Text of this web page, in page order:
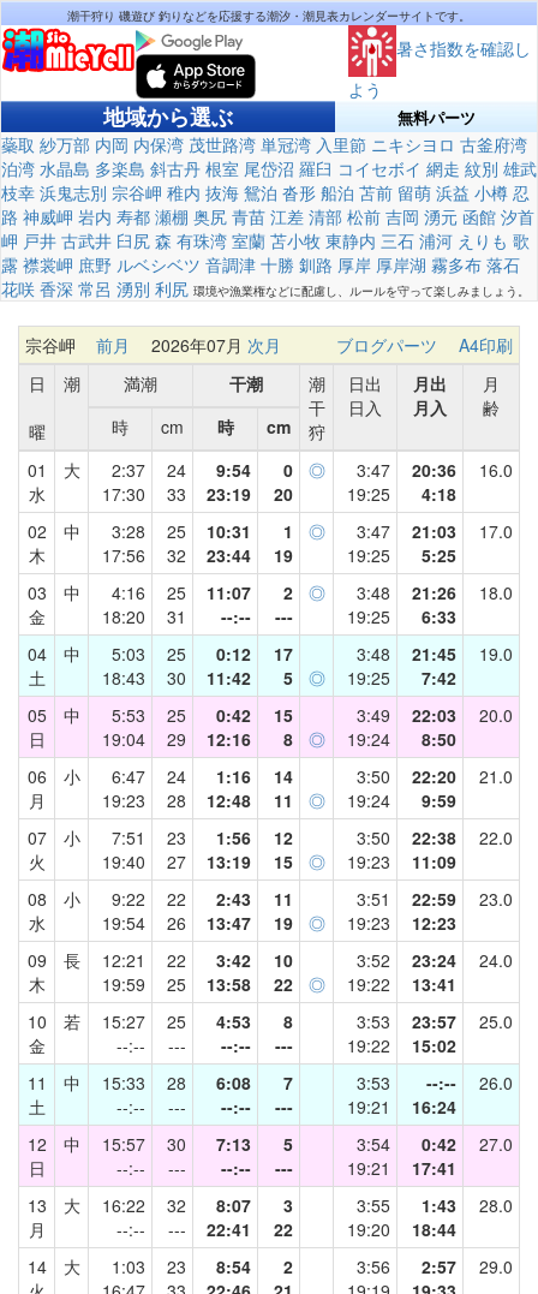
潮干狩り 磯遊び 釣りなどを応援する潮汐・潮見表カレンダーサイトです。
暑さ指数を確認し
よう
地域から選ぶ 無料パーツ
蘂取 紗万部 内岡 内保湾 茂世路湾 単冠湾 入里節 ニキシヨロ 古釜府湾
泊湾 水晶島 多楽島 斜古丹 根室 尾岱沼 羅臼 コイセボイ 網走 紋別 雄武
枝幸 浜鬼志別 宗谷岬 稚内 抜海 鴛泊 沓形 船泊 苫前 留萌 浜益 小樽 忍
路 神威岬 岩内 寿都 瀬棚 奥尻 青苗 江差 清部 松前 吉岡 湧元 函館 汐首
岬 戸井 古武井 臼尻 森 有珠湾 室蘭 苫小牧 東静内 三石 浦河 えりも 歌
露 襟裳岬 庶野 ルベシベツ 音調津 十勝 釧路 厚岸 厚岸湖 霧多布 落石
花咲 香深 常呂 湧別 利尻 環境や漁業権などに配慮し、ルールを守って楽しみましょう。
宗谷岬 前月 2026年07月 次月 ブログパーツ
A4印刷
日
曜
潮 満潮 干潮
潮
干
狩
日出
日入
月出
月入
月
齢
時
cm 時
cm
01
水
大
2:37
17:30
24
33
9:54
23:19
0
20
◎
3:47
19:25
20:36
4:18
16.0
02
木
中
3:28
17:56
25
32
10:31
23:44
1
19
◎
3:47
19:25
21:03
5:25
17.0
03
金
中
4:16
18:20
25
31
11:07
--:--
2
---
◎
3:48
19:25
21:26
6:33
18.0
04
土
中
5:03
18:43
25
30
0:12
11:42
17
5
◎
3:48
19:25
21:45
7:42
19.0
05
日
中
5:53
19:04
25
29
0:42
12:16
15
8
◎
3:49
19:24
22:03
8:50
20.0
06
月
小
6:47
19:23
24
28
1:16
12:48
14
11
◎
3:50
19:24
22:20
9:59
21.0
07
火
小
7:51
19:40
23
27
1:56
13:19
12
15
◎
3:50
19:23
22:38
11:09
22.0
08
水
小
9:22
19:54
22
26
2:43
13:47
11
19
◎
3:51
19:23
22:59
12:23
23.0
09
木
長
12:21
19:59
22
25
3:42
13:58
10
22
◎
3:52
19:22
23:24
13:41
24.0
10
金
若
15:27
--:--
25
---
4:53
--:--
8
---
3:53
19:22
23:57
15:02
25.0
11
土
中
15:33
--:--
28
---
6:08
--:--
7
---
3:53
19:21
--:--
16:24
26.0
12
日
中
15:57
--:--
30
---
7:13
--:--
5
---
3:54
19:21
0:42
17:41
27.0
13
月
大
16:22
--:--
32
---
8:07
22:41
3
22
3:55
19:20
1:43
18:44
28.0
14
大
1:03
23
8:54
2
3:56
2:57
29.0